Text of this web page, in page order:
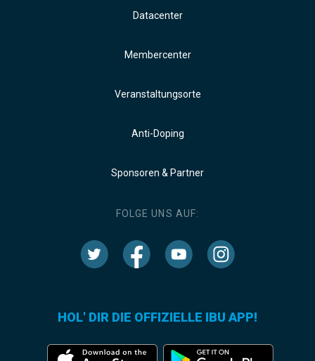
Datacenter
Membercenter
Veranstaltungsorte
Anti-Doping
Sponsoren & Partner
FOLGE UNS AUF:
HOL' DIR DIE OFFIZIELLE IBU APP!